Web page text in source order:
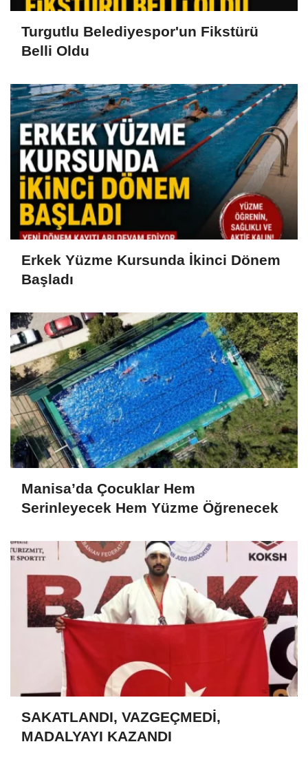
Turgutlu Belediyespor'un Fikstürü
Belli Oldu
Erkek Yüzme Kursunda İkinci Dönem
Başladı
Manisa’da Çocuklar Hem
Serinleyecek Hem Yüzme Öğrenecek
SAKATLANDI, VAZGEÇMEDİ,
MADALYAYI KAZANDI